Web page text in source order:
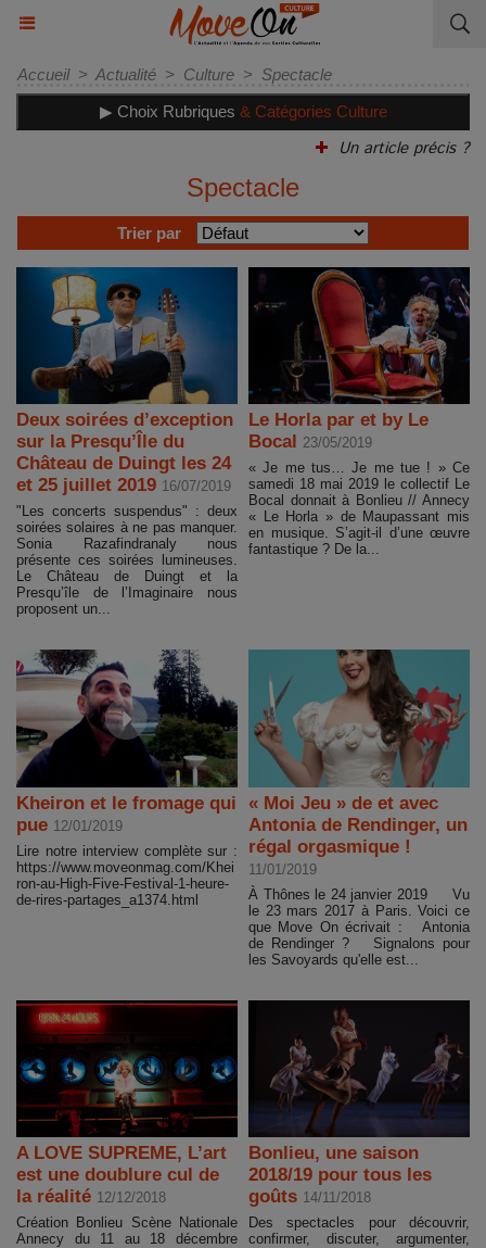
Accueil > Actualité > Culture > Spectacle
▶ Choix Rubriques & Catégories Culture
Un article précis ?
Spectacle
Trier par
Deux soirées d’exception
sur la Presqu’Île du
Château de Duingt les 24
et 25 juillet 2019 16/07/2019
"Les concerts suspendus" : deux
soirées solaires à ne pas manquer.
Sonia Razafindranaly nous
présente ces soirées lumineuses.
Le Château de Duingt et la
Presqu’île de l’Imaginaire nous
proposent un...
Le Horla par et by Le
Bocal
23/05/2019
« Je me tus… Je me tue ! » Ce
samedi 18 mai 2019 le collectif Le
Bocal donnait à Bonlieu // Annecy
« Le Horla » de Maupassant mis
en musique. S’agit-il d’une œuvre
fantastique ? De la...
Kheiron et le fromage qui
pue 12/01/2019
Lire notre interview complète sur :
https://www.moveonmag.com/Khei
ron-au-High-Five-Festival-1-heure-
de-rires-partages_a1374.html
« Moi Jeu » de et avec
Antonia de Rendinger, un
régal orgasmique !
11/01/2019
À Thônes le 24 janvier 2019 Vu
le 23 mars 2017 à Paris. Voici ce
que Move On écrivait : Antonia
de Rendinger ? Signalons pour
les Savoyards qu'elle est...
A LOVE SUPREME, L’art
est une doublure cul de
la réalité 12/12/2018
Création Bonlieu Scène Nationale
Annecy du 11 au 18 décembre
Bonlieu, une saison
2018/19 pour tous les
goûts 14/11/2018
Des spectacles pour découvrir,
confirmer, discuter, argumenter,